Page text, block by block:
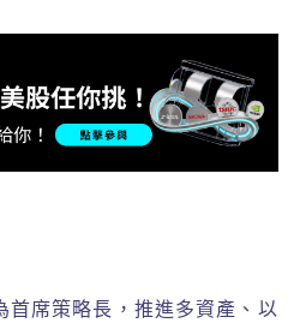
席策略長，推進多資產、以